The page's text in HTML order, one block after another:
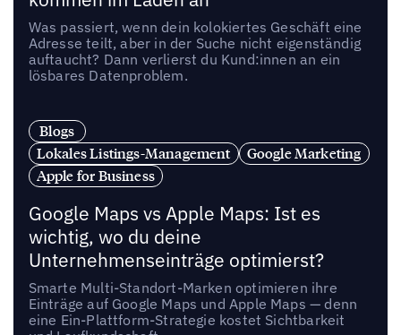
Was passiert, wenn dein kolokiertes Geschäft eine
Adresse teilt, aber in der Suche nicht eigenständig
auftaucht? Dann verlierst du Kund:innen an ein
lösbares Datenproblem.
Blogs
Lokales Listings-Management
Google Marketing
Apple for Business
Google Maps vs Apple Maps: Ist es
wichtig, wo du deine
Unternehmenseinträge optimierst?
Smarte Multi-Standort-Marken optimieren ihre
Einträge auf Google Maps und Apple Maps — denn
eine Ein-Plattform-Strategie kostet Sichtbarkeit